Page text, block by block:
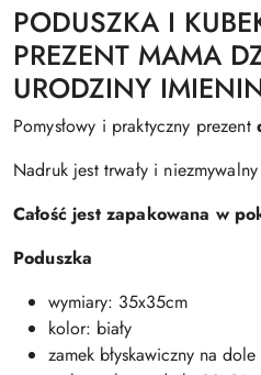
PODUSZKA I
PREZENT MAMA
URODZINY
Pomysłowy i praktyczny prezent
Nadruk jest trwały i niezmywalny
Całość jest zapakowana w
Poduszka
wymiary: 35x35cm
kolor: biały
zamek błyskawiczny na dole